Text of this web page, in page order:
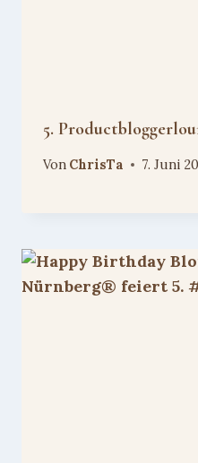
5.
Von ChrisTa 7. Juni